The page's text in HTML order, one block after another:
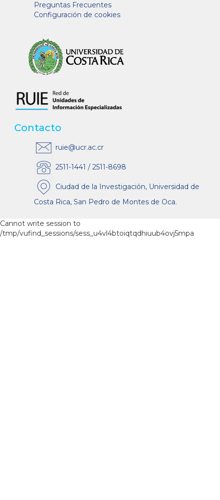
Preguntas Frecuentes
Configuración de cookies
Contacto
ruie@ucr.ac.cr
2511-1441 / 2511-8698
Ciudad de la Investigación, Universidad de
Costa Rica, San Pedro de Montes de Oca.
Cannot write session to
/tmp/vufind_sessions/sess_u4vl4btoiqtqdhiuub4ovj5mpa